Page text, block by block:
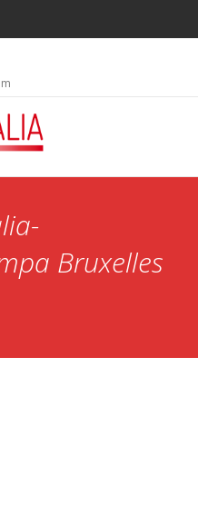
Bruxelles